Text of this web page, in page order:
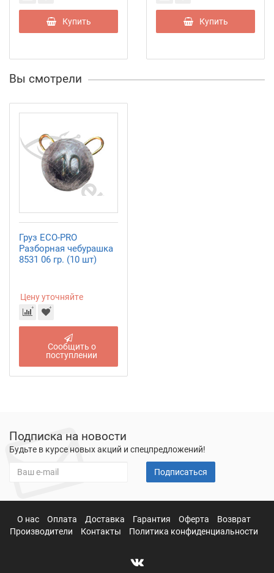
Купить Купить
Вы смотрели
Груз ECO-PRO
Разборная чебурашка
8531 06 гр. (10 шт)
Цену уточняйте
Сообщить о
поступлении
Подписка на новости
Будьте в курсе новых акций и спецпредложений!
Подписаться
О нас Оплата Доставка Гарантия Оферта
Возврат
Производители
Контакты Политика конфиденциальности